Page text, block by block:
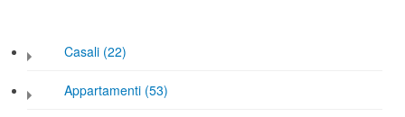
Casali (22)
Appartamenti (53)